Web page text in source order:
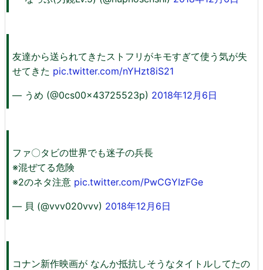
友達から送られてきたストフリがキモすぎて使う気が失
せてきた pic.twitter.com/nYHzt8iS21
— うめ (@0cs00x43725523p) 2018年12月6日
ファ〇タビの世界でも迷子の兵長
※混ぜてる危険
※2のネタ注意 pic.twitter.com/PwCGYIzFGe
— 貝 (@vvv020vvv) 2018年12月6日
コナン新作映画が なんか抵抗しそうなタイトルしてたの